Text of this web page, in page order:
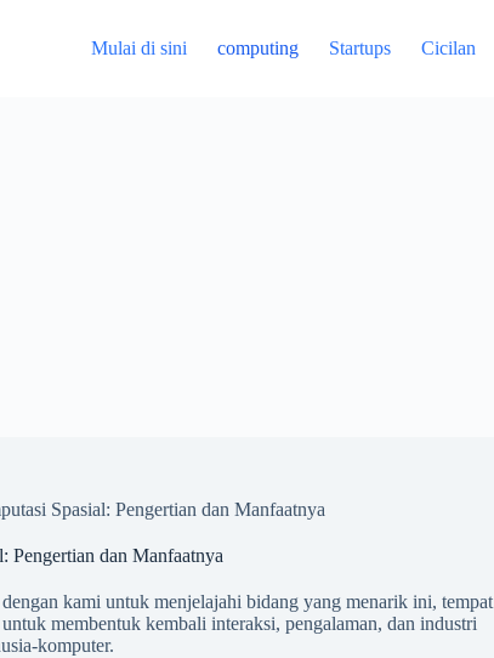
Mulai di sini computing Startups Cicilan
Spasial: Pengertian dan Manfaatnya
Pengertian dan Manfaatnya
kami untuk menjelajahi bidang yang menarik ini, tempat
membentuk kembali interaksi, pengalaman, dan industri
komputer.